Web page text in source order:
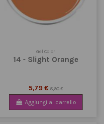
Gel Color
14 - Slight Orange
5,79 €8,90 €
Aggiungi al carrello